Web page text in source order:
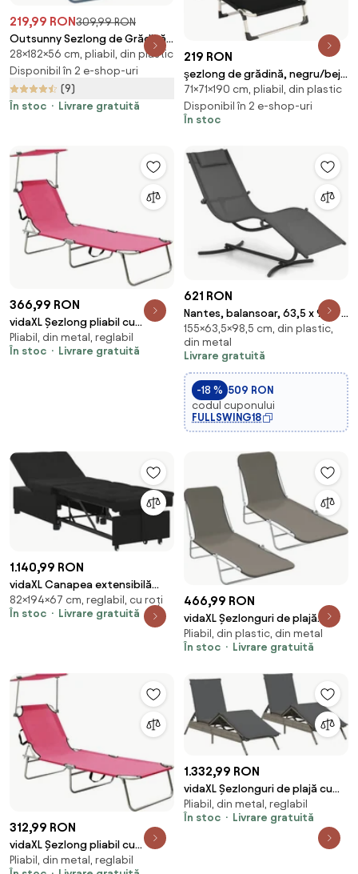
219,99 RON 309,99 RON
Outsunny Sezlong de Grădină
Reglabil, Confortabil, din
Textilena, Culoare Cafea,
182x56x28cm | Aosom Romania
28×182×56 cm, pliabil, din plastic
Disponibil în 2 e-shop-uri
(9)
În stoc
Livrare gratuită
219 RON
şezlong de grădină, negru/bej,
BOVRY
71×71×190 cm, pliabil, din plastic
Disponibil în 2 e-shop-uri
În stoc
366,99 RON
vidaXL Șezlong pliabil cu
copertină, roz, aluminiu
Pliabil, din metal, reglabil
În stoc
Livrare gratuită
621 RON
Nantes, balansoar, 63,5 x 98,5 x
155 cm, ComfortMesh, gri
închis
155×63,5×98,5 cm, din plastic,
din metal
Livrare gratuită
-18 % 509 RON
codul cuponului
FULLSWING18
1.140,99 RON
vidaXL Canapea extensibilă
Negru 194 x 67 x 82 cm
Microfibră
82×194×67 cm, reglabil, cu roți
În stoc
Livrare gratuită
466,99 RON
vidaXL Șezlonguri de plajă
pliabile, 2 buc., gri, oțel & textil
Pliabil, din plastic, din metal
În stoc
Livrare gratuită
312,99 RON
vidaXL Șezlong pliabil cu
baldachin, oțel, roz magenta
Pliabil, din metal, reglabil
1.332,99 RON
vidaXL Șezlonguri de plajă cu
perne, 2 buc., gri deschis,
poliratan
Pliabil, din metal, reglabil
În stoc
Livrare gratuită